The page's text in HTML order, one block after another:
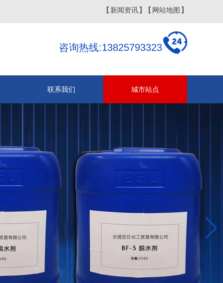
新闻资讯 网站地图
咨询热线:13825793323
联系我们 城市站点